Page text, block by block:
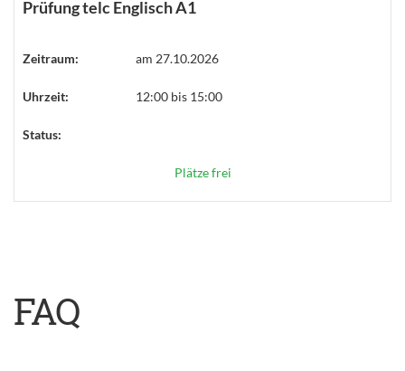
Prüfung telc Englisch A1
Zeitraum: am 27.10.2026
Uhrzeit: 12:00 bis 15:00
Status:
Plätze frei
FAQ